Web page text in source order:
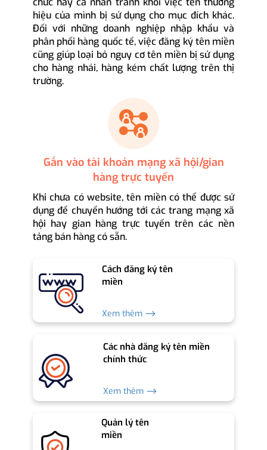
hiệu của mình bị sử dụng cho mục đích khác.
Đối với những doanh nghiệp nhập khẩu và
phân phối hàng quốc tế, việc đăng ký tên miền
cũng giúp loại bỏ nguy cơ tên miền bị sử dụng
cho hàng nhái, hàng kém chất lượng trên thị
trường.
Gắn vào tài khoản mạng xã hội/gian
hàng trực tuyến
Khi chưa có website, tên miền có thể được sử
dụng để chuyển hướng tới các trang mạng xã
hội hay gian hàng trực tuyến trên các nền
tảng bán hàng có sẵn.
Cách đăng ký tên
miền
Xem thêm ⟶
Các nhà đăng ký tên miền
chính thức
Xem thêm ⟶
Quản lý tên
miền